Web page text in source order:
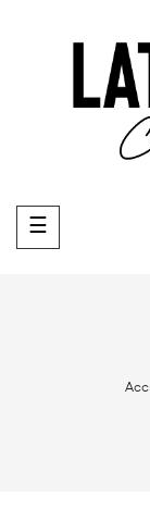
Basculer
la
☰